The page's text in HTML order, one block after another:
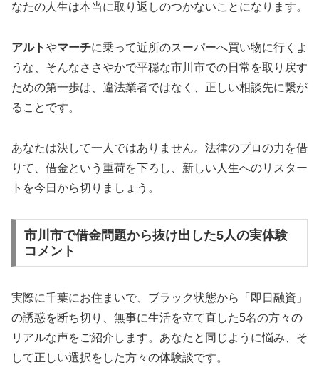
なたの人生は本当に取り返しのつかないことになります。
アルトやマーチに乗って近所のスーパーへ買い物に行くよ
うな、そんなささやかで平穏な市川市での日常を取り戻す
ための第一歩は、違法業者ではなく、正しい相談先に繋が
ることです。
あなたは決して一人ではありません。法律のプロの力を借
りて、借金という重荷を下ろし、新しい人生へのリスター
トを今日から切りましょう。
市川市で借金問題から抜け出した5人の実体験
コメント
実際に千葉にお住まいで、ブラック状態から「即日融資」
の誘惑を断ち切り、無事に生活を立て直した5名の方々の
リアルな声をご紹介します。あなたと同じように悩み、そ
して正しい選択をした方々の体験談です。